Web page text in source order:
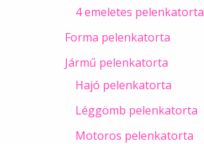
4 emeletes pelenkatorta
Forma pelenkatorta
Jármű pelenkatorta
Hajó pelenkatorta
Léggömb pelenkatorta
Motoros pelenkatorta